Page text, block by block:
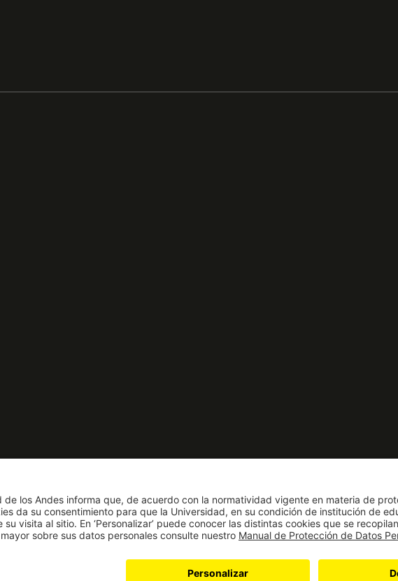
jurídica: Resolución 28 del 23 de febrero de 1949